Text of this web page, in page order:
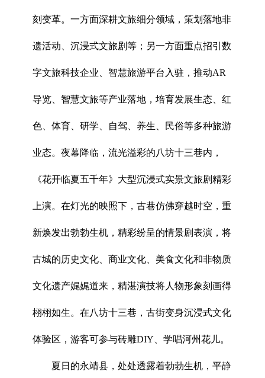
刻变革。一方面深耕文旅细分领域，策划落地非
遗活动、沉浸式文旅剧等；另一方面重点招引数
字文旅科技企业、智慧旅游平台入驻，推动AR
导览、智慧文旅等产业落地，培育发展生态、红
色、体育、研学、自驾、养生、民俗等多种旅游
业态。夜幕降临，流光溢彩的八坊十三巷内，
《花开临夏五千年》大型沉浸式实景文旅剧精彩
上演。在灯光的映照下，古巷仿佛穿越时空，重
新焕发出勃勃生机，精彩纷呈的情景剧表演，将
古城的历史文化、商业文化、美食文化和非物质
文化遗产娓娓道来，精湛演技将人物形象刻画得
栩栩如生。在八坊十三巷，古街变身沉浸式文化
体验区，游客可参与砖雕DIY、学唱河州花儿。
夏日的永靖县，处处透露着勃勃生机，平静